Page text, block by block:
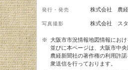
発行・発売 株式会社 農
写真撮影 株式会社 ス
※ 大阪市市況情報地図情報にお
並びに本ページは、大阪市中
農経新聞社の著作権の利用許
衆送信を行っております。